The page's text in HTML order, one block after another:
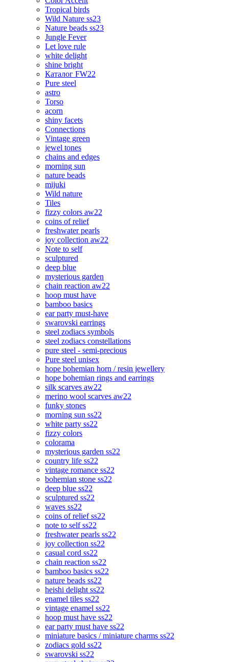
Tropical birds
Wild Nature ss23
Nature beads ss23
Jungle Fever
Let love rule
white delight
shine bright
Каталог FW22
Pure steel
astro
Torso
acorn
shiny facets
Connections
Vintage green
jewel tones
chains and edges
morning sun
nature beads
mijuki
Wild nature
Tiles
fizzy colors aw22
coins of relief
freshwater pearls
joy collection aw22
Note to self
sculptured
deep blue
mysterious garden
chain reaction aw22
hoop must have
bamboo basics
ear party must-have
swarovski earrings
steel zodiacs symbols
steel zodiacs constellations
pure steel - semi-precious
Pure steel unisex
hope bohemian horn / resin jewellery
hope bohemian rings and earrings
silk scarves aw22
merino wool scarves aw22
funky stones
morning sun ss22
white party ss22
fizzy colors
colorama
mysterious garden ss22
country life ss22
vintage romance ss22
bohemian stone ss22
deep blue ss22
sculptured ss22
waves ss22
coins of relief ss22
note to self ss22
freshwater pearls ss22
joy collection ss22
casual cord ss22
chain reaction ss22
bamboo basics ss22
nature beads ss22
heishi delight ss22
enamel tiles ss22
vintage enamel ss22
hoop must have ss22
ear party must have ss22
miniature basics / miniature charms ss22
zodiacs gold ss22
swarovski ss22